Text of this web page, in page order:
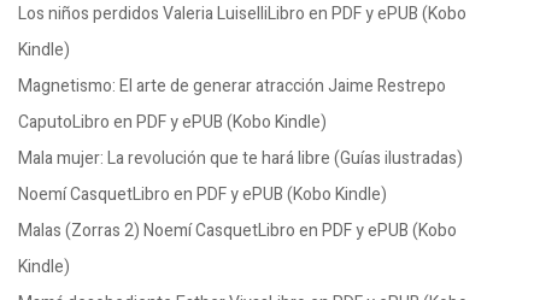
Los niños perdidos Valeria LuiselliLibro en PDF y ePUB (Kobo
Kindle)
Magnetismo: El arte de generar atracción Jaime Restrepo
CaputoLibro en PDF y ePUB (Kobo Kindle)
Mala mujer: La revolución que te hará libre (Guías ilustradas)
Noemí CasquetLibro en PDF y ePUB (Kobo Kindle)
Malas (Zorras 2) Noemí CasquetLibro en PDF y ePUB (Kobo
Kindle)